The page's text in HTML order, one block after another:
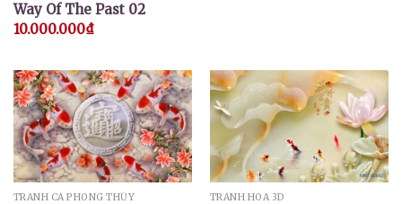
Way Of The Past 02
10.000.000₫
TRANH CÁ PHONG THỦY TRANH HOA 3D